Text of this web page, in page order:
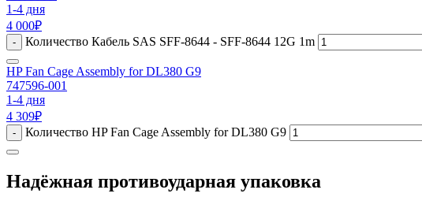
1-4 дня
4 000₽
- Количество Кабель SAS SFF-8644 - SFF-8644 12G 1m
HP Fan Cage Assembly for DL380 G9
747596-001
1-4 дня
4 309₽
- Количество HP Fan Cage Assembly for DL380 G9
Надёжная противоударная упаковка